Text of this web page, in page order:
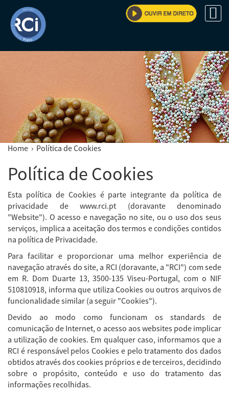
Home › Política de Cookies
Política de Cookies
Esta política de Cookies é parte integrante da política de
privacidade de www.rci.pt (doravante denominado
"Website"). O acesso e navegação no site, ou o uso dos seus
serviços, implica a aceitação dos termos e condições contidos
na política de Privacidade.
Para facilitar e proporcionar uma melhor experiência de
navegação através do site, a RCI (doravante, a "RCI") com sede
em R. Dom Duarte 13, 3500-135 Viseu-Portugal, com o NIF
510810918, informa que utiliza Cookies ou outros arquivos de
funcionalidade similar (a seguir "Cookies").
Devido ao modo como funcionam os standards de
comunicação de Internet, o acesso aos websites pode implicar
a utilização de cookies. Em qualquer caso, informamos que a
RCI é responsável pelos Cookies e pelo tratamento dos dados
obtidos através dos cookies próprios e de terceiros, decidindo
sobre o propósito, conteúdo e uso do tratamento das
informações recolhidas.